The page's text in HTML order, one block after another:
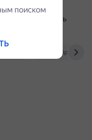
задолженность
млрд.
ru.wikipedia.org
поиском